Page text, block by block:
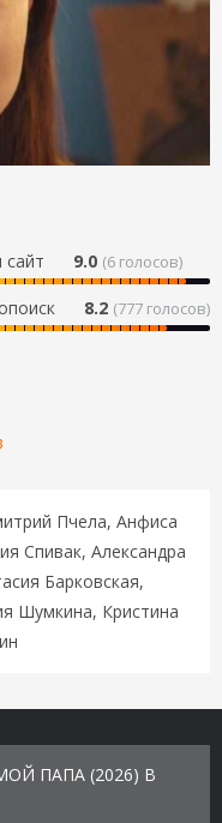
9.0 (6 голосов)
8.2 (777 голосов)
Пчела, Анфиса
Спивак, Александра
Барковская,
Шумкина, Кристина
ПАПА (2026) В